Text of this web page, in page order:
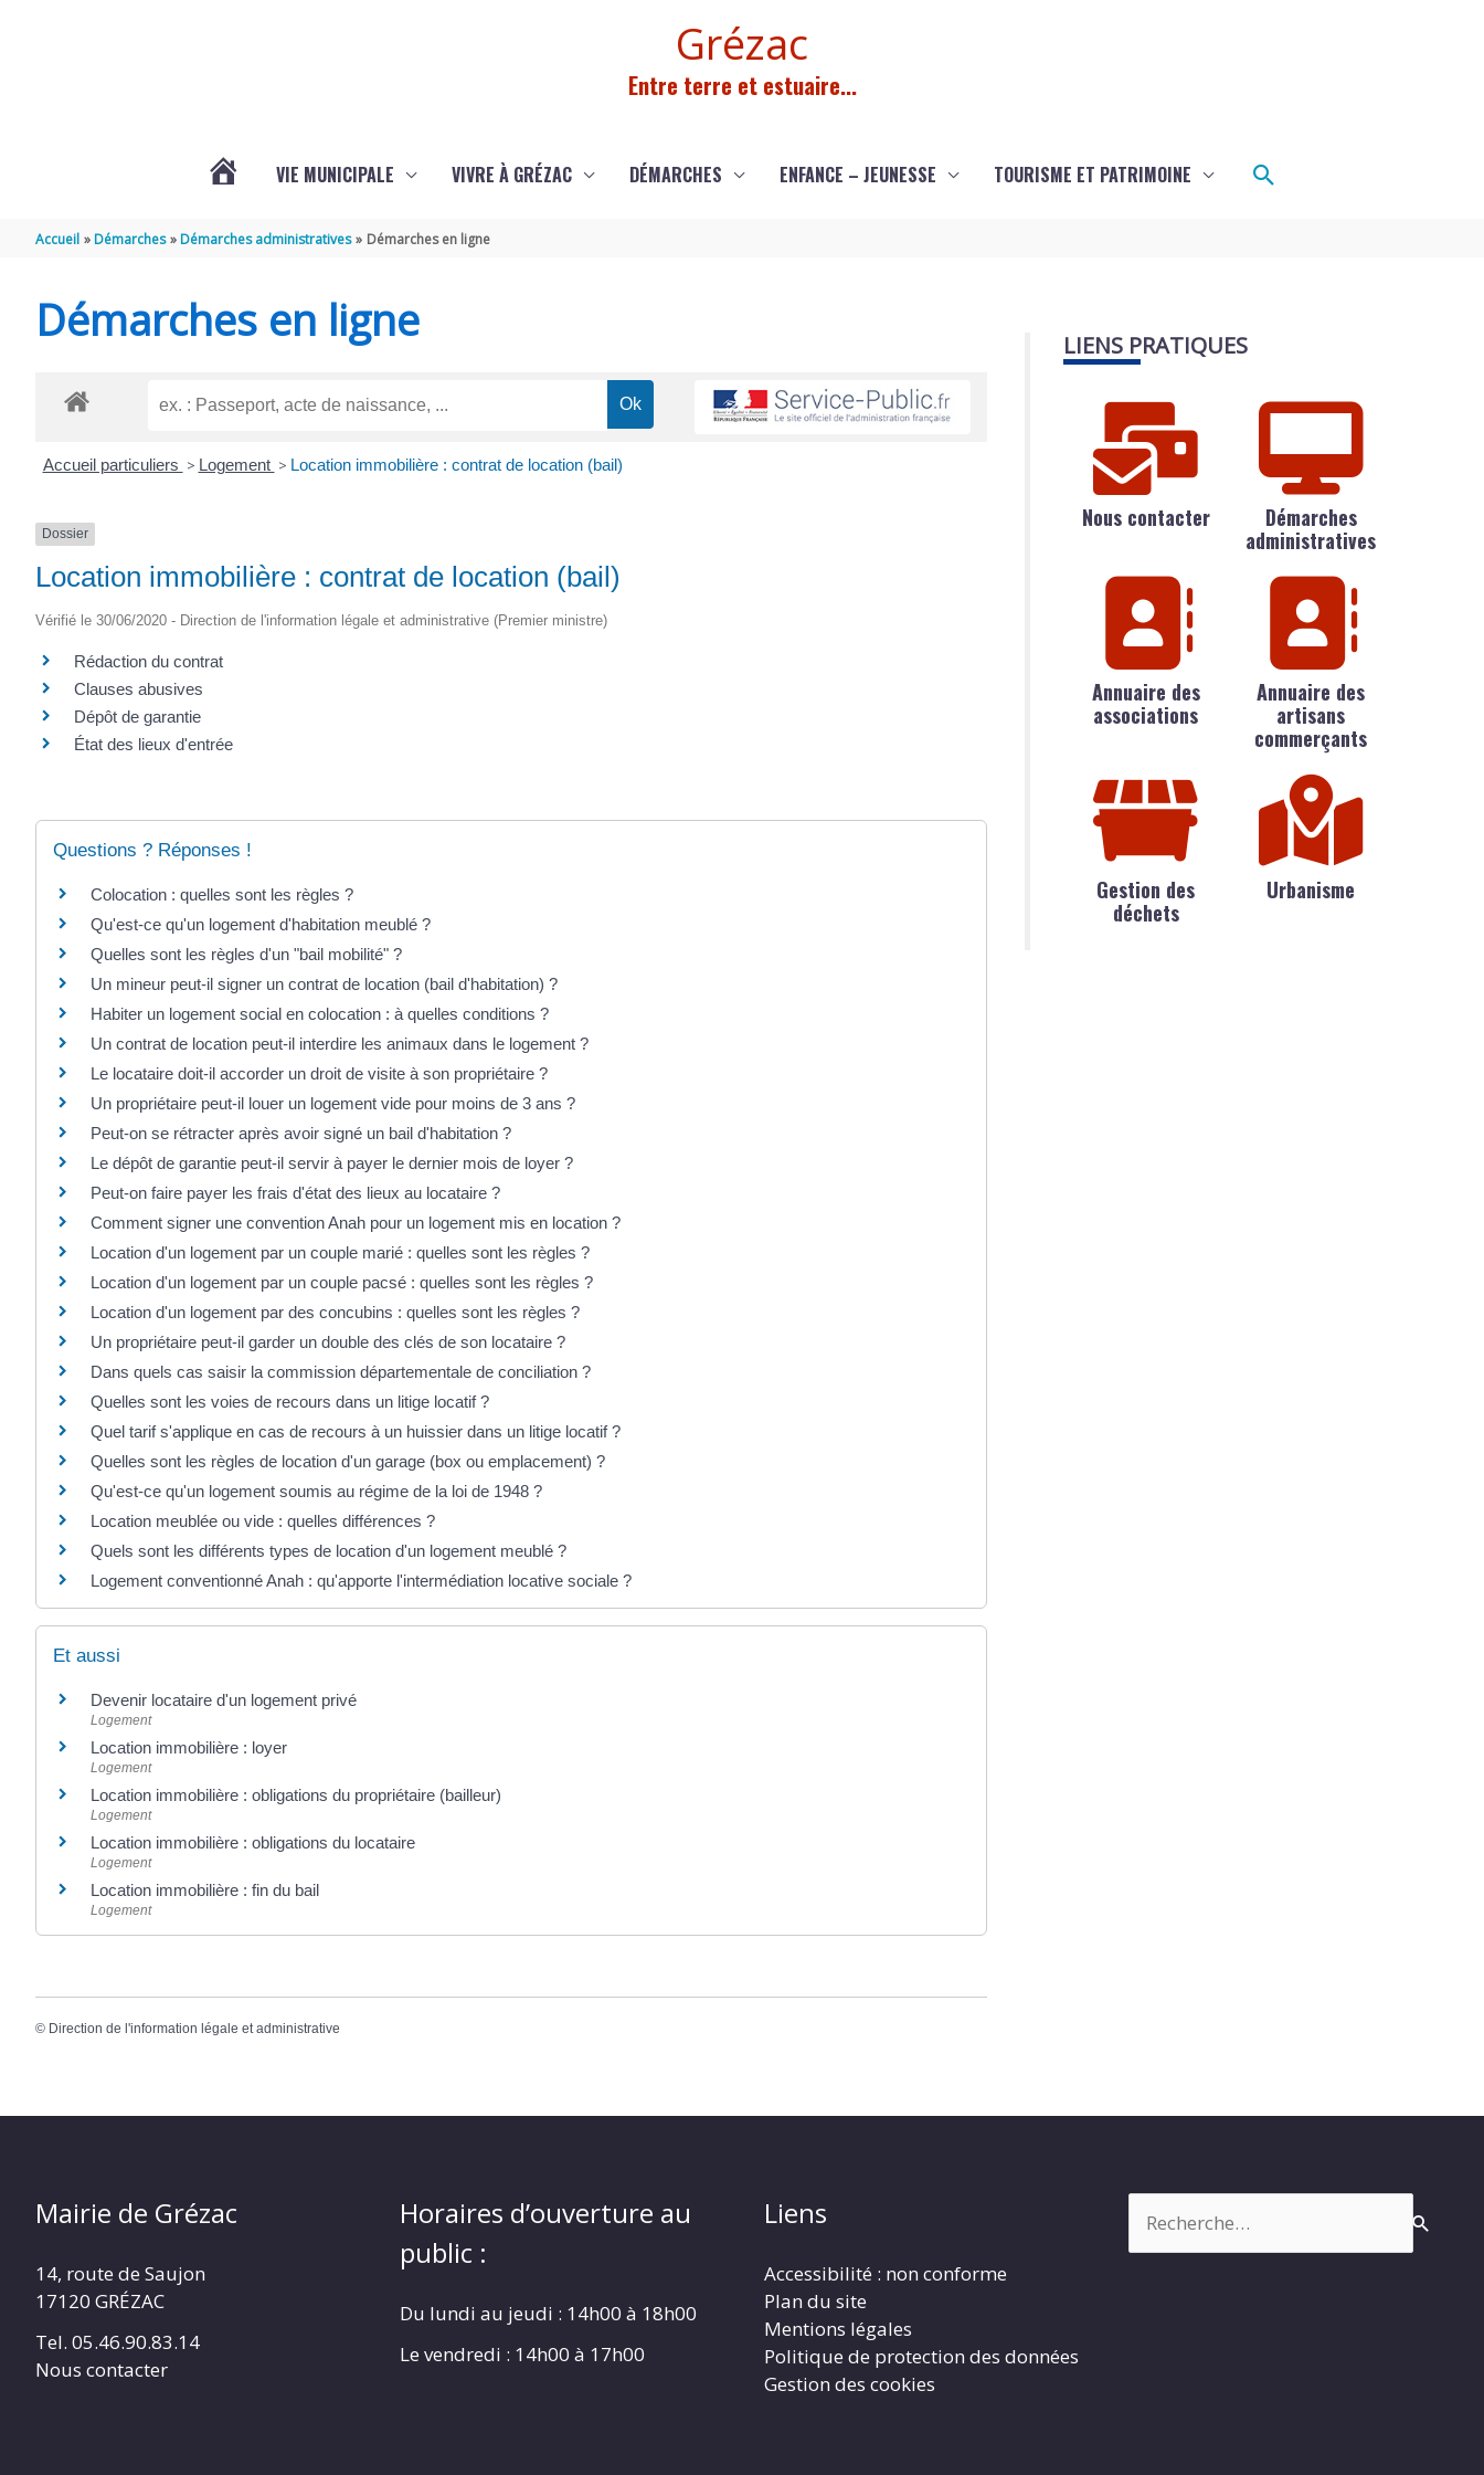
Grézac
Entre terre et estuaire...
VIE MUNICIPALE VIVRE À GRÉZAC DÉMARCHES ENFANCE – JEUNESSE TOURISME ET PATRIMOINE Rechercher
Accueil Démarches Démarches administratives Démarches en ligne
Démarches en ligne
Accueil particuliers > Logement > Location immobilière : contrat de location (bail)
Dossier
Location immobilière : contrat de location (bail)
Vérifié le 30/06/2020 - Direction de l'information légale et administrative (Premier ministre)
Rédaction du contrat
Clauses abusives
Dépôt de garantie
État des lieux d'entrée
Questions ? Réponses !
Colocation : quelles sont les règles ?
Qu'est-ce qu'un logement d'habitation meublé ?
Quelles sont les règles d'un "bail mobilité" ?
Un mineur peut-il signer un contrat de location (bail d'habitation) ?
Habiter un logement social en colocation : à quelles conditions ?
Un contrat de location peut-il interdire les animaux dans le logement ?
Le locataire doit-il accorder un droit de visite à son propriétaire ?
Un propriétaire peut-il louer un logement vide pour moins de 3 ans ?
Peut-on se rétracter après avoir signé un bail d'habitation ?
Le dépôt de garantie peut-il servir à payer le dernier mois de loyer ?
Peut-on faire payer les frais d'état des lieux au locataire ?
Comment signer une convention Anah pour un logement mis en location ?
Location d'un logement par un couple marié : quelles sont les règles ?
Location d'un logement par un couple pacsé : quelles sont les règles ?
Location d'un logement par des concubins : quelles sont les règles ?
Un propriétaire peut-il garder un double des clés de son locataire ?
Dans quels cas saisir la commission départementale de conciliation ?
Quelles sont les voies de recours dans un litige locatif ?
Quel tarif s'applique en cas de recours à un huissier dans un litige locatif ?
Quelles sont les règles de location d'un garage (box ou emplacement) ?
Qu'est-ce qu'un logement soumis au régime de la loi de 1948 ?
Location meublée ou vide : quelles différences ?
Quels sont les différents types de location d'un logement meublé ?
Logement conventionné Anah : qu'apporte l'intermédiation locative sociale ?
Et aussi
Devenir locataire d'un logement privé
Logement
Location immobilière : loyer
Logement
Location immobilière : obligations du propriétaire (bailleur)
Logement
Location immobilière : obligations du locataire
Logement
Location immobilière : fin du bail
Logement
© Direction de l'information légale et administrative
LIENS PRATIQUES
Nous contacter
Démarches
administratives
Annuaire des
associations
Annuaire des
artisans
commerçants
Gestion des
déchets
Urbanisme
Mairie de Grézac
14, route de Saujon
17120 GRÉZAC
Tel. 05.46.90.83.14
Nous contacter
Horaires d’ouverture au
public :
Du lundi au jeudi : 14h00 à 18h00
Le vendredi : 14h00 à 17h00
Liens
Accessibilité : non conforme
Plan du site
Mentions légales
Politique de protection des données
Gestion des cookies